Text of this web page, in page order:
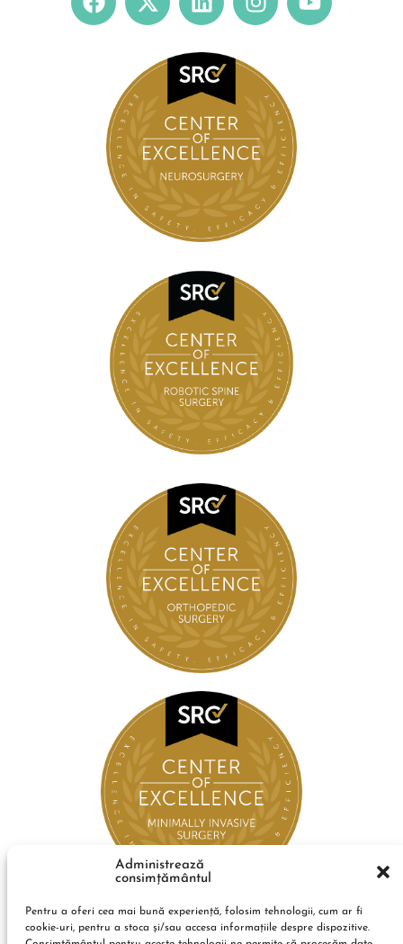
Administrează
consimțământul
Pentru a oferi cea mai bună experiență, folosim tehnologii, cum ar fi
cookie-uri, pentru a stoca și/sau accesa informațiile despre dispozitive.